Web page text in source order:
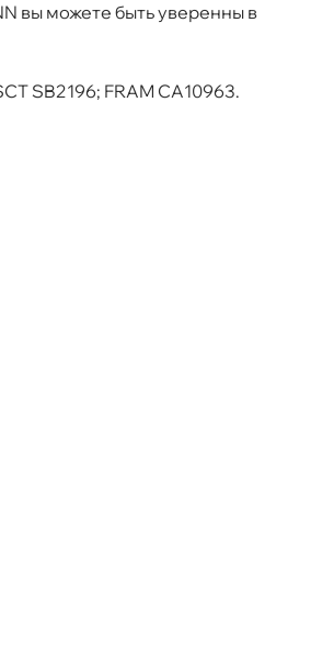
вы можете быть уверенны
SB2196; FRAM CA10963.
от 2000₽) Срочная за 2 ч – 399 ₽